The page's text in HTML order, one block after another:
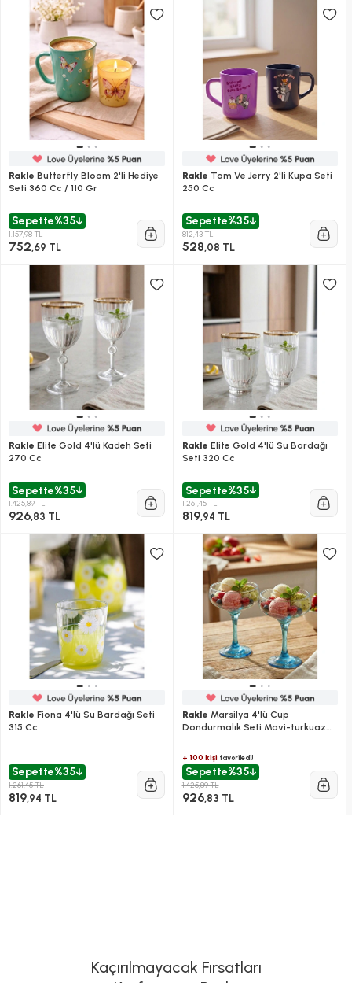
Rakle Butterfly Bloom 2'li Hediye
Seti 360 Cc / 110 Gr
Sepette%35
1.157,98 TL
752,69 TL
Rakle Tom Ve Jerry 2'li Kupa Seti
250 Cc
Sepette%35
812,43 TL
528,08 TL
Rakle Elite Gold 4'lü Kadeh Seti
270 Cc
Sepette%35
1.425,89 TL
926,83 TL
Rakle Elite Gold 4'lü Su Bardağı
Seti 320 Cc
Sepette%35
1.261,45 TL
819,94 TL
Rakle Fiona 4'lü Su Bardağı Seti
315 Cc
Sepette%35
1.261,45 TL
819,94 TL
Rakle Marsilya 4'lü Cup
Dondurmalık Seti Mavi-turkuaz
+ 100 kişifavoriledi!
Sepette%35
1.425,89 TL
926,83 TL
Kaçırılmayacak Fırsatları